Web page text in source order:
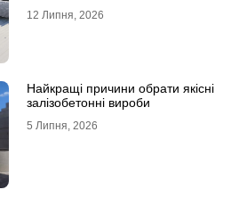
12 Липня, 2026
Найкращі причини обрати якісні
залізобетонні вироби
5 Липня, 2026